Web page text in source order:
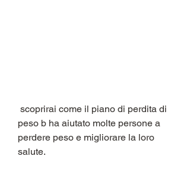
peso b ha aiutato molte persone a
perdere peso e migliorare la loro
salute.